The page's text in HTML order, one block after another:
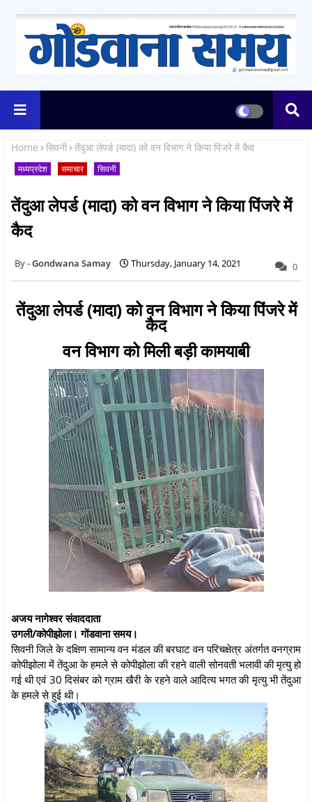
Home सिवनी तेंदुआ लेपर्ड (मादा) को वन विभाग ने किया पिंजरे में कैद
मध्यप्रदेश समाचार सिवनी
तेंदुआ लेपर्ड (मादा) को वन विभाग ने किया पिंजरे में
कैद
Gondwana Samay Thursday, January 14, 2021 0
तेंदुआ लेपर्ड (मादा) को वन विभाग ने किया पिंजरे में
कैद
वन विभाग को मिली बड़ी कामयाबी
अजय नागेश्वर संवाददाता
उगली/कोपीझोला। गोंडवाना समय।
सिवनी जिले के दक्षिण सामान्य वन मंडल की बरघाट वन परिचक्षेत्र अंतर्गत वनग्राम
कोपीझोला में तेंदुआ के हमले से कोपीझोला की रहने वाली सोनवती भलावी की मृत्यु हो
गई थी एवं 30 दिसंबर को ग्राम खैरी के रहने वाले आदित्य भगत की मृत्यु भी तेंदुआ
के हमले से हुई थी।